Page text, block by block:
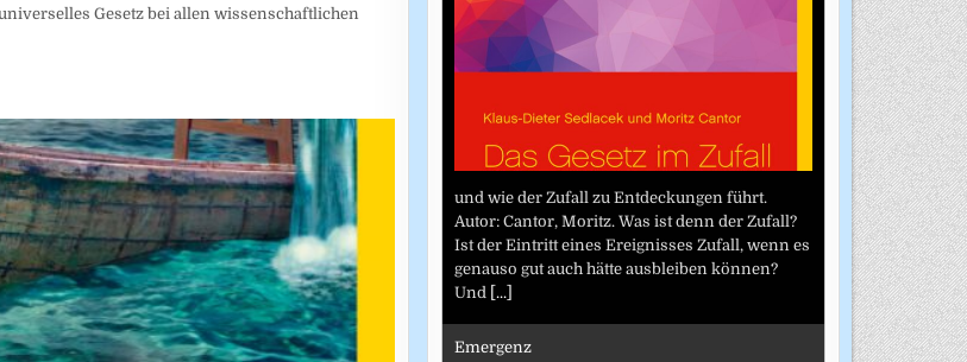
Gesetz bei allen wissenschaftlichen
und wie der Zufall zu Entdeckungen führt.
Autor: Cantor, Moritz. Was ist denn der Zufall?
Ist der Eintritt eines Ereignisses Zufall, wenn es
genauso gut auch hätte ausbleiben können?
Und [...]
Emergenz